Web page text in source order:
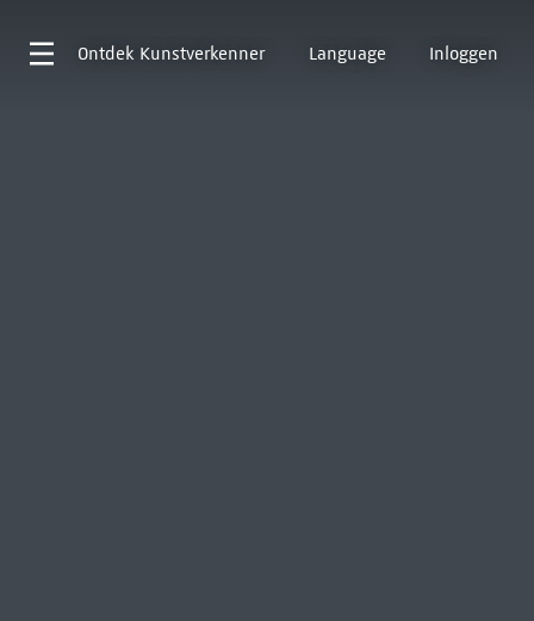
Ontdek Kunstverkenner Language Inloggen